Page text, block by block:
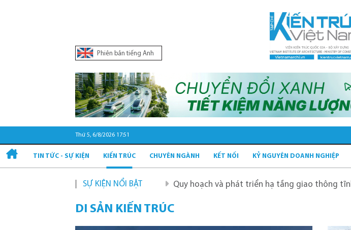
Phiên bản tiếng Anh
Thứ 5, 6/8/2026 17:51
TIN TỨC - SỰ KIỆN KIẾN TRÚC CHUYÊN NGÀNH KẾT NỐI KỶ NGUYÊN DOANH NGHIỆP
SỰ KIỆN NỔI BẬTQuy hoạch và phát triển hạ tầng giao thông tĩnh xanh
DI SẢN KIẾN TRÚC